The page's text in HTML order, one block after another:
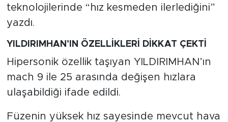
teknolojilerinde “hız kesmeden ilerlediğini”
yazdı.
YILDIRIMHAN’IN ÖZELLİKLERİ DİKKAT ÇEKTİ
Hipersonik özellik taşıyan YILDIRIMHAN’ın
mach 9 ile 25 arasında değişen hızlara
ulaşabildiği ifade edildi.
Füzenin yüksek hız sayesinde mevcut hava